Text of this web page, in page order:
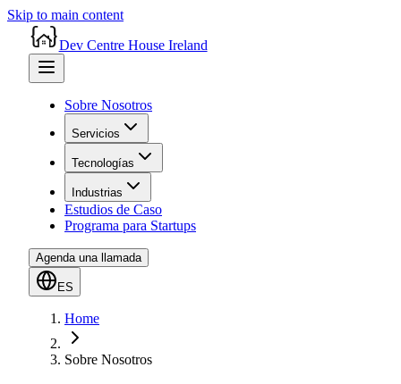
Skip to main content
Dev Centre House Ireland
Sobre Nosotros
Servicios
Tecnologías
Industrias
Estudios de Caso
Programa para Startups
Agenda una llamada
ES
Home
Sobre Nosotros